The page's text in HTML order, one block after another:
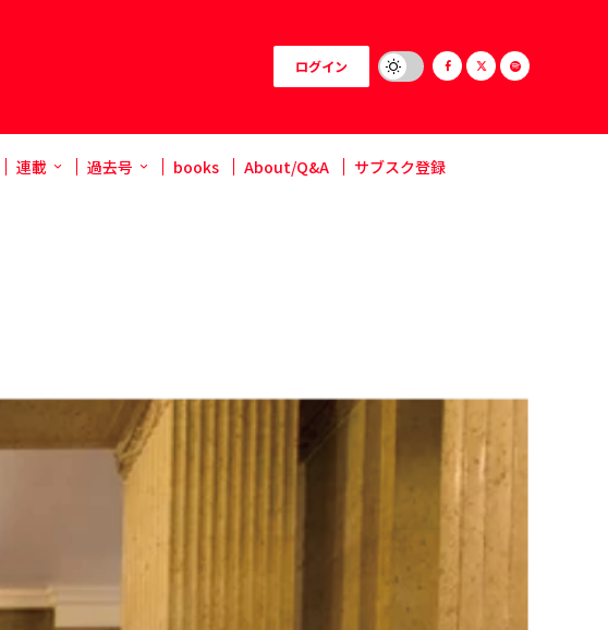
ログイン
連載 過去号 books About/Q&A サブスク登録